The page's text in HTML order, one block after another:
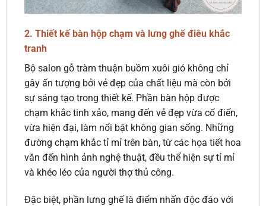
2. Thiết kế bàn hộp chạm và lưng ghế điêu khắc
tranh
Bộ salon gỗ tràm thuận buồm xuôi gió không chỉ
gây ấn tượng bởi vẻ đẹp của chất liệu mà còn bởi
sự sáng tạo trong thiết kế. Phần bàn hộp được
chạm khắc tinh xảo, mang đến vẻ đẹp vừa cổ điển,
vừa hiện đại, làm nổi bật không gian sống. Những
đường chạm khắc tỉ mỉ trên bàn, từ các họa tiết hoa
văn đến hình ảnh nghệ thuật, đều thể hiện sự tỉ mỉ
và khéo léo của người thợ thủ công.
Đặc biệt, phần lưng ghế là điểm nhấn độc đáo với